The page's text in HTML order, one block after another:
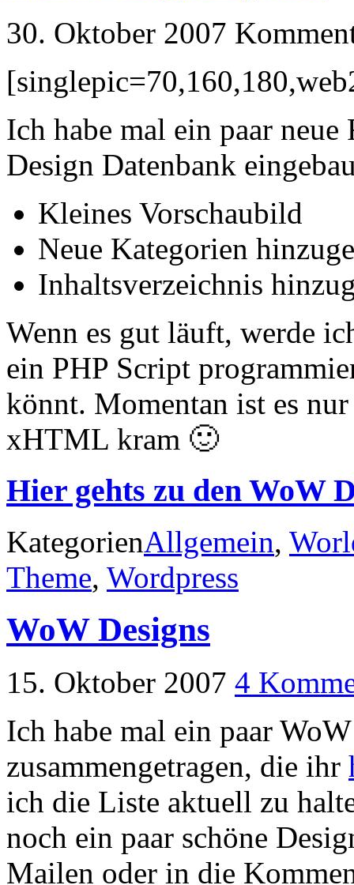
30. Oktober 2007
Ich habe mal ein paar
Design Datenbank
Kleines Vorschaubild
Neue Kategorien
Inhaltsverzeichnis
Wenn es gut läuft, werde
ein PHP Script
könnt. Momentan ist es
xHTML kram 🙂
Hier gehts zu den WoW
KategorienAllgemein,
Theme, Wordpress
WoW Designs
15. Oktober 2007 4
Ich habe mal ein paar
zusammengetragen, die ihr
ich die Liste aktuell zu
noch ein paar schöne
Mailen oder in die